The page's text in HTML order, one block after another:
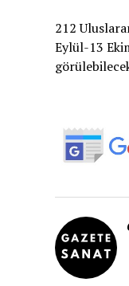
212
Eylül-13